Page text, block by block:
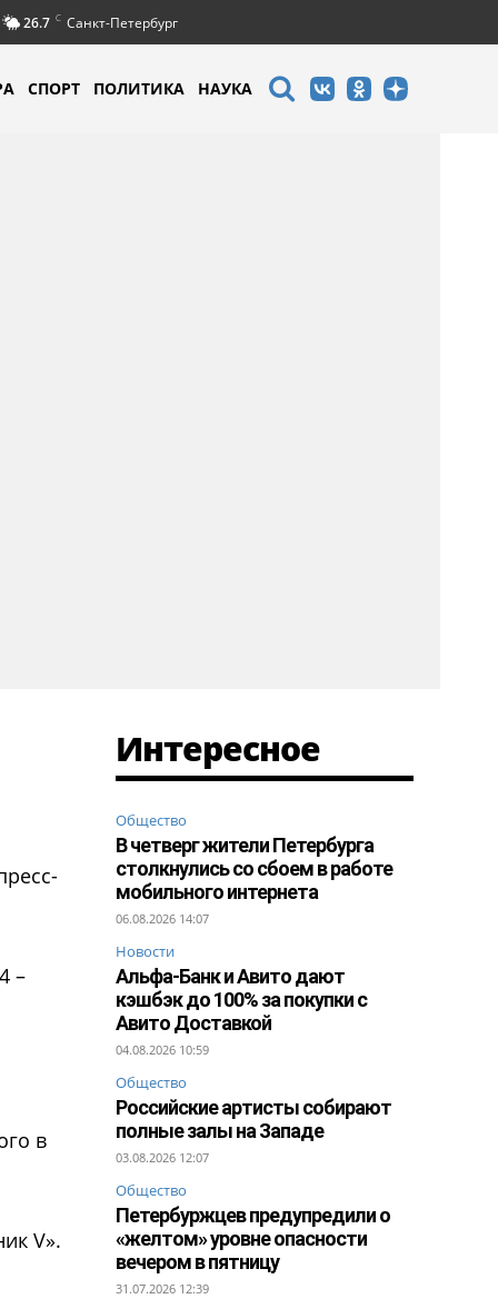
26.7 C Санкт-Петербург
СПОРТ ПОЛИТИКА НАУКА
–
в
V».
Интересное
Общество
В четверг жители Петербурга
столкнулись со сбоем в работе
мобильного интернета
06.08.2026 14:07
Новости
Альфа-Банк и Авито дают
кэшбэк до 100% за покупки с
Авито Доставкой
04.08.2026 10:59
Общество
Российские артисты собирают
полные залы на Западе
03.08.2026 12:07
Общество
Петербуржцев предупредили о
«желтом» уровне опасности
вечером в пятницу
31.07.2026 12:39